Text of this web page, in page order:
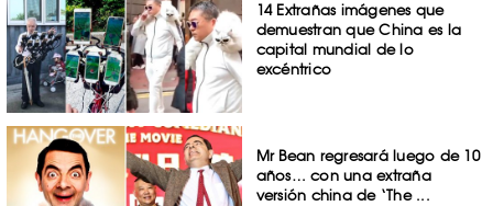
14 Extrañas imágenes que
demuestran que China es la
capital mundial de lo
excéntrico
Mr Bean regresará luego de 10
años… con una extraña
versión china de ‘The ...